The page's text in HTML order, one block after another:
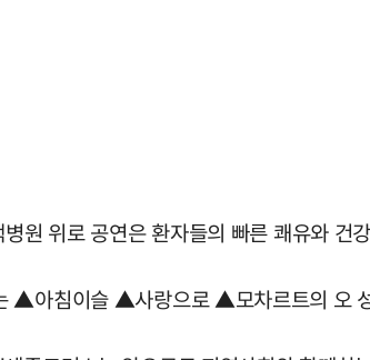
원 위로 공연은 환자들의 빠른 쾌유와 건
▲아침이슬 ▲사랑으로 ▲모차르트의 오